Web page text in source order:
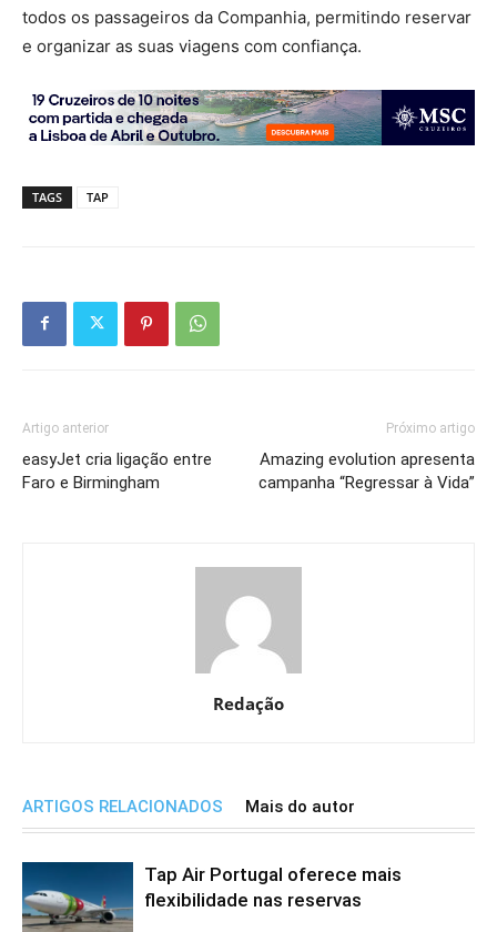
todos os passageiros da Companhia, permitindo reservar
e organizar as suas viagens com confiança.
TAGS TAP
Artigo anterior
easyJet cria ligação entre
Faro e Birmingham
Próximo artigo
Amazing evolution apresenta
campanha “Regressar à Vida”
Redação
ARTIGOS RELACIONADOS Mais do autor
Tap Air Portugal oferece mais
flexibilidade nas reservas